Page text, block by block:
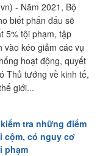
- Năm 2021, Bộ
biết phấn đấu sẽ
5% tội phạm, tập
vào kéo giảm các vụ
hoạt động, quyết
Thủ tướng về kinh tế,
giới...
tra những điểm
cộm, có nguy cơ
phạm